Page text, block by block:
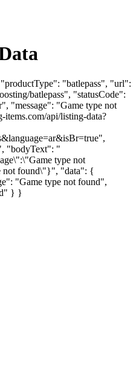
"batlepass", "url":
batlepass", "statusCode":
"message": "Game type not
api/listing-data?
"bodyText": "
type not
not found\"}", "data": {
"Game type not found",
} }